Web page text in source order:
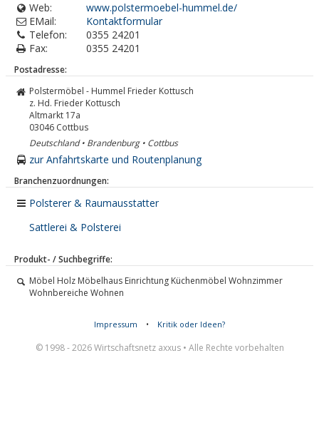
Web:
www.polstermoebel-hummel.de/
EMail:
Kontaktformular
Telefon:
0355 24201
Fax:
0355 24201
Postadresse:
Polstermöbel - Hummel Frieder Kottusch
z. Hd. Frieder Kottusch
Altmarkt 17a
03046 Cottbus
Deutschland • Brandenburg • Cottbus
zur Anfahrtskarte und Routenplanung
Branchenzuordnungen:
Polsterer & Raumausstatter
Sattlerei & Polsterei
Produkt- / Suchbegriffe:
Möbel Holz Möbelhaus Einrichtung Küchenmöbel Wohnzimmer
Wohnbereiche Wohnen
Impressum • Kritik oder Ideen?
© 1998 - 2026 Wirtschaftsnetz axxus • Alle Rechte vorbehalten